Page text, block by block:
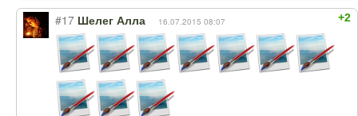
+2
#17 Шелег Алла 16.07.2015 08:07